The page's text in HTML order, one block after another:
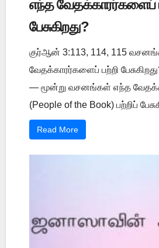
எந்த வேதக்காரர்களைப்
பேசுகிறது?
குர்ஆன் 3:113, 114, 115
வேதக்காரர்களைப் பற்றி
— மூன்று வசனங்கள் எந்த
(People of the Book) பற்றிப்
Read More